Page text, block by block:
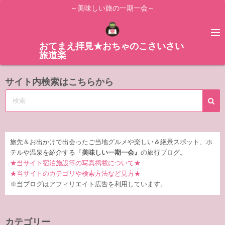
ス
ッ
～美味しい旅の一期一会～
おてまえ拝見★おちゃのこさいさい
旅道楽
サイト内検索はこちらから
旅先＆お出かけで出会ったご当地グルメや楽しい＆絶景スポット、ホ
テルや温泉を紹介する『 美味しい一期一会』 の旅行ブログ。
★当サイト宿泊施設等の写真掲載について★
★当サイトのカテゴリや検索方法など見方★
※当ブログはアフィリエイト広告を利用しています。
カテゴリー